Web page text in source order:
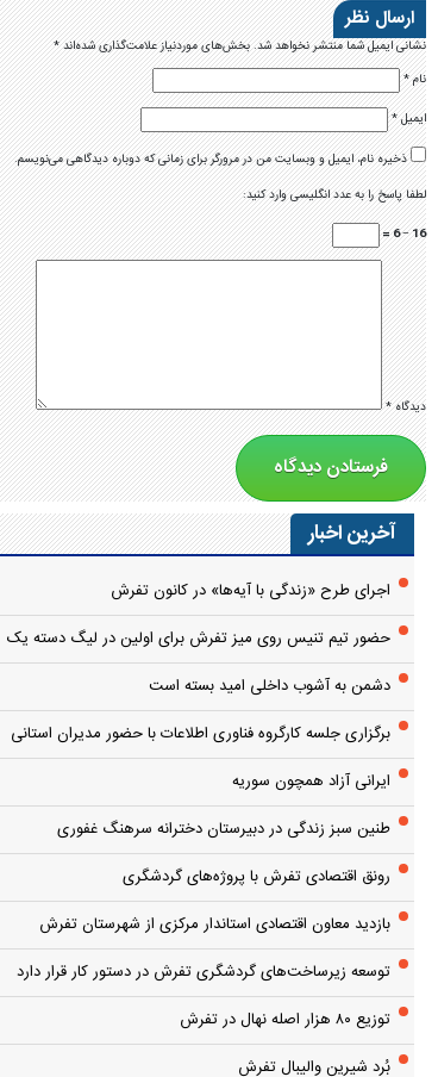
ارسال نظر
نشانی ایمیل شما منتشر نخواهد شد.بخش‌های موردنیاز علامت‌گذاری شده‌اند*
نام*
ایمیل*
ذخیره نام، ایمیل و وبسایت من در مرورگر برای زمانی که دوباره دیدگاهی می‌نویسم.
لطفا پاسخ را به عدد انگلیسی وارد کنید:
16 − 6 =
دیدگاه*
آخرین اخبار
اجرای طرح «زندگی با آیه‌ها» در کانون تفرش
حضور تیم تنیس روی میز تفرش برای اولین در لیگ دسته یک
دشمن به آشوب داخلی امید بسته است
برگزاری جلسه کارگروه فناوری اطلاعات با حضور مدیران استانی
ایرانی آزاد همچون سوریه
طنین سبز زندگی در دبیرستان دخترانه سرهنگ غفوری
رونق اقتصادی تفرش با پروژه‌های گردشگری
بازدید معاون اقتصادی استاندار مرکزی از شهرستان تفرش
توسعه زیرساخت‌های گردشگری تفرش در دستور کار قرار دارد
توزیع ۸۰ هزار اصله نهال در تفرش
بُرد شیرین والیبال تفرش